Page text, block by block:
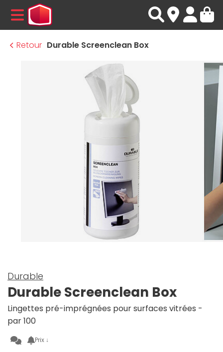
MENU
Retour Durable Screenclean Box
Durable
Durable Screenclean Box
Lingettes pré-imprégnées pour surfaces vitrées -
par 100
Prix ↓